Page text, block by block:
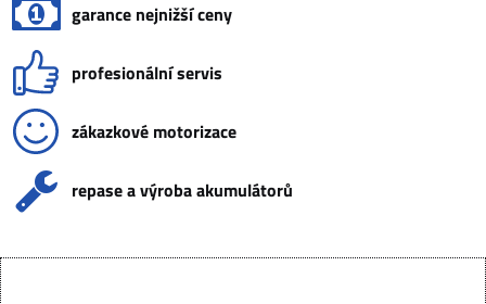
garance nejnižší ceny
profesionální servis
zákazkové motorizace
repase a výroba akumulátorů